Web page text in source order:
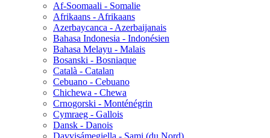
Af-Soomaali - Somalie
Afrikaans - Afrikaans
Azerbaycanca - Azerbaijanais
Bahasa Indonesia - Indonésien
Bahasa Melayu - Malais
Bosanski - Bosniaque
Català - Catalan
Cebuano - Cebuano
Chichewa - Chewa
Crnogorski - Monténégrin
Cymraeg - Gallois
Dansk - Danois
Davvisámegiella - Sami (du Nord)